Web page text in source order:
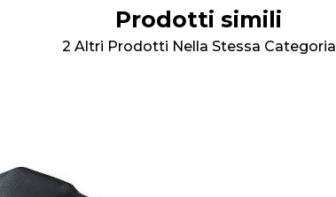
Prodotti simili
2 Altri Prodotti Nella Stessa Categoria